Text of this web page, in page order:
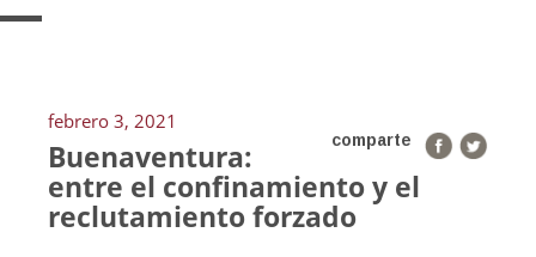
febrero 3, 2021
comparte
Buenaventura:
entre el confinamiento y el
reclutamiento forzado